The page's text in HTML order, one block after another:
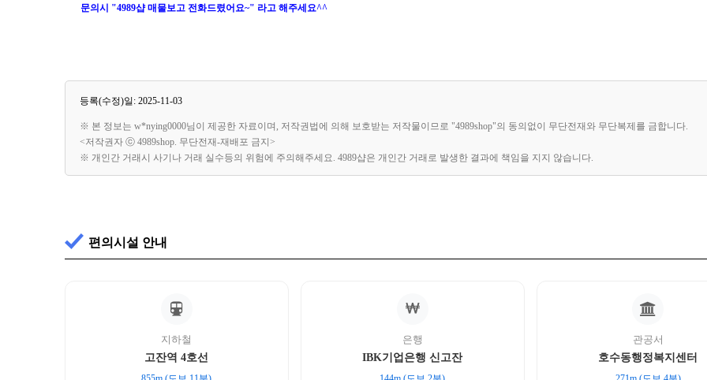
문의시 "4989샵 매물보고 전화드렸어요~" 라고 해주세요^^
등록(수정)일: 2025-11-03
※ 본 정보는 w*nying0000님이 제공한 자료이며, 저작권법에 의해 보호받는 저작물이므로 "4989shop"의 동의없이 무단전재와 무단복제를 금합니다.
<저작권자 ⓒ 4989shop. 무단전재-재배포 금지>
※ 개인간 거래시 사기나 거래 실수등의 위험에 주의해주세요. 4989샵은 개인간 거래로 발생한 결과에 책임을 지지 않습니다.
편의시설 안내
지하철
고잔역 4호선
은행
IBK기업은행 신고잔
관공서
호수동행정복지센터